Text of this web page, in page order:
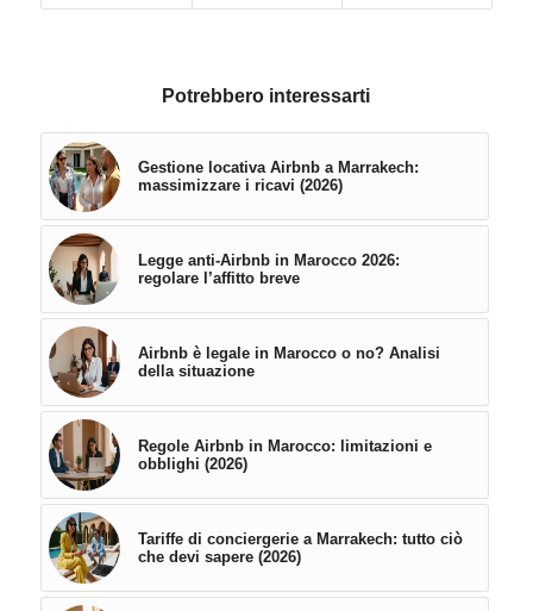
Potrebbero interessarti
Gestione locativa Airbnb a Marrakech:
massimizzare i ricavi (2026)
Legge anti-Airbnb in Marocco 2026:
regolare l’affitto breve
Airbnb è legale in Marocco o no? Analisi
della situazione
Regole Airbnb in Marocco: limitazioni e
obblighi (2026)
Tariffe di conciergerie a Marrakech: tutto ciò
che devi sapere (2026)